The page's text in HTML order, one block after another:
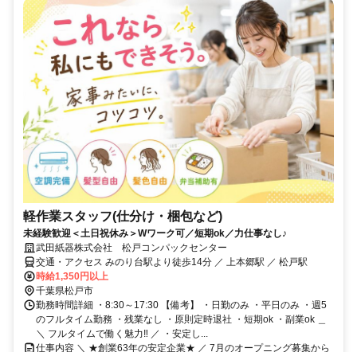
軽作業スタッフ(仕分け・梱包など)
未経験歓迎＜土日祝休み＞Wワーク可／短期ok／力仕事なし♪
武田紙器株式会社 松戸コンパックセンター
交通・アクセス みのり台駅より徒歩14分 ／ 上本郷駅 ／ 松戸駅
時給1,350円以上
千葉県松戸市
勤務時間詳細 ・8:30～17:30 【備考】 ・日勤のみ ・平日のみ ・週5
のフルタイム勤務 ・残業なし ・原則定時退社 ・短期ok ・副業ok ＿
＼ フルタイムで働く魅力‼ ／ ・安定し...
仕事内容 ＼ ★創業63年の安定企業★ ／ 7月のオープニング募集から